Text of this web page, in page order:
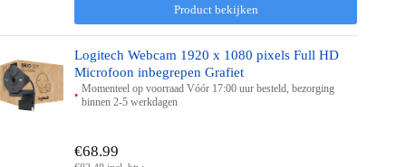
Product bekijken
Logitech Webcam 1920 x 1080 pixels Full HD
Microfoon inbegrepen Grafiet
Momenteel op voorraad Vóór 17:00 uur besteld, bezorging
binnen 2-5 werkdagen
€68.99